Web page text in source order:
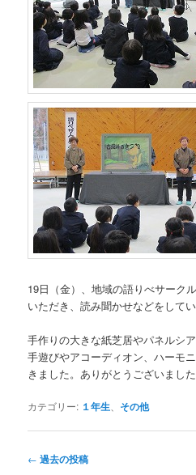
19日（金）、地域の語りべサーク
いただき、読み聞かせなどをしてい
手作りの大きな紙芝居やパネルシ
手遊びやアコーディオン、ハーモ
きました。ありがとうございました
カテゴリー: １年生 その他
投
← 過去の投稿